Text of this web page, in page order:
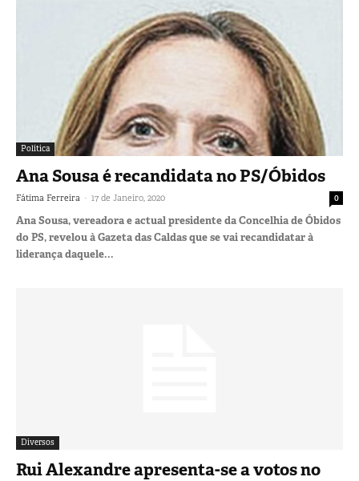
Política
Ana Sousa é recandidata no PS/Óbidos
Fátima Ferreira - 17 de Janeiro, 2020 0
Ana Sousa, vereadora e actual presidente da Concelhia de Óbidos
do PS, revelou à Gazeta das Caldas que se vai recandidatar à
liderança daquele...
Diversos
Rui Alexandre apresenta-se a votos no